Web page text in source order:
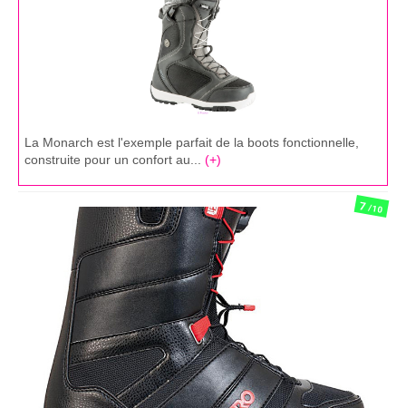
La Monarch est l'exemple parfait de la boots fonctionnelle,
construite pour un confort au... (+)
7/10